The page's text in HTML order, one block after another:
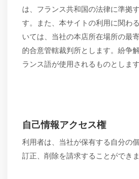
は、フランス共和国の法律に準拠
す。また、本サイトの利用に関わ
いては、当社の本店所在場所の最
的合意管轄裁判所とします。紛争
ランス語が使用されるものとします
自己情報アクセス権
利用者は、当社が保有する自分の
訂正、削除を請求することができま